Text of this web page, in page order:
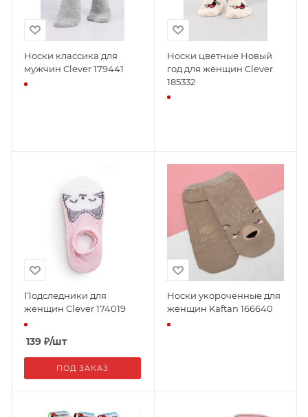
Носки классика для
мужчин Clever 179441
Носки цветные Новый
год для женщин Clever
185332
Подследники для
женщин Clever 174019
139 ₽/шт
ПОД ЗАКАЗ
Носки укороченные для
женщин Kaftan 166640